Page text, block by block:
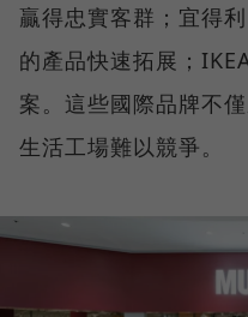
贏得忠實客群；宜得
的產品快速拓展；
案。這些國際品牌不
生活工場難以競爭。